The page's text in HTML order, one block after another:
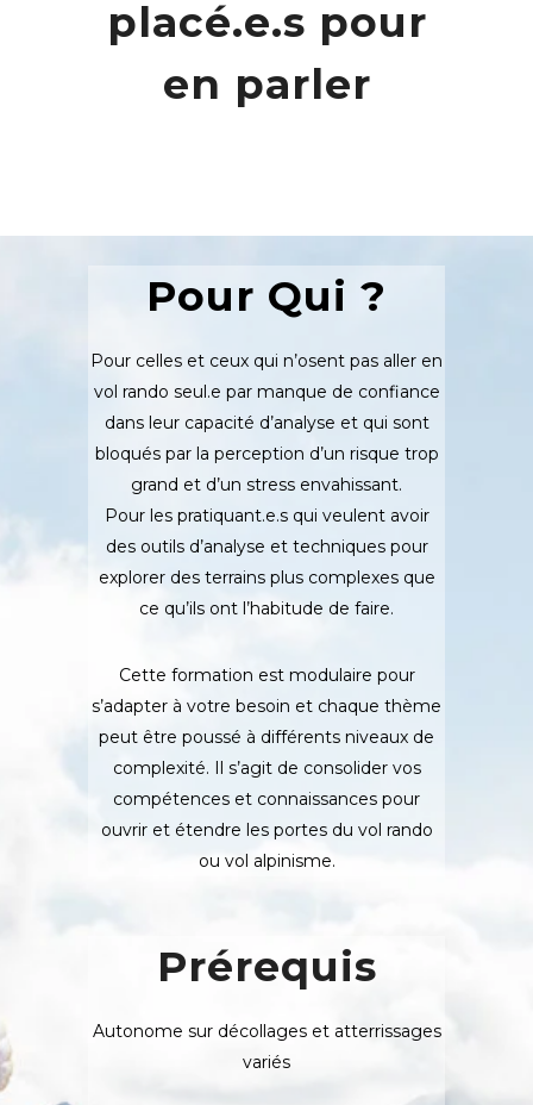
placé.e.s pour
en parler
Pour Qui ?
Pour celles et ceux qui n’osent pas aller en
vol rando seul.e par manque de confiance
dans leur capacité d’analyse et qui sont
bloqués par la perception d’un risque trop
grand et d’un stress envahissant.
Pour les pratiquant.e.s qui veulent avoir
des outils d’analyse et techniques pour
explorer des terrains plus complexes que
ce qu’ils ont l’habitude de faire.
Cette formation est modulaire pour
s’adapter à votre besoin et chaque thème
peut être poussé à différents niveaux de
complexité. Il s’agit de consolider vos
compétences et connaissances pour
ouvrir et étendre les portes du vol rando
ou vol alpinisme.
Prérequis
Autonome sur décollages et atterrissages
variés